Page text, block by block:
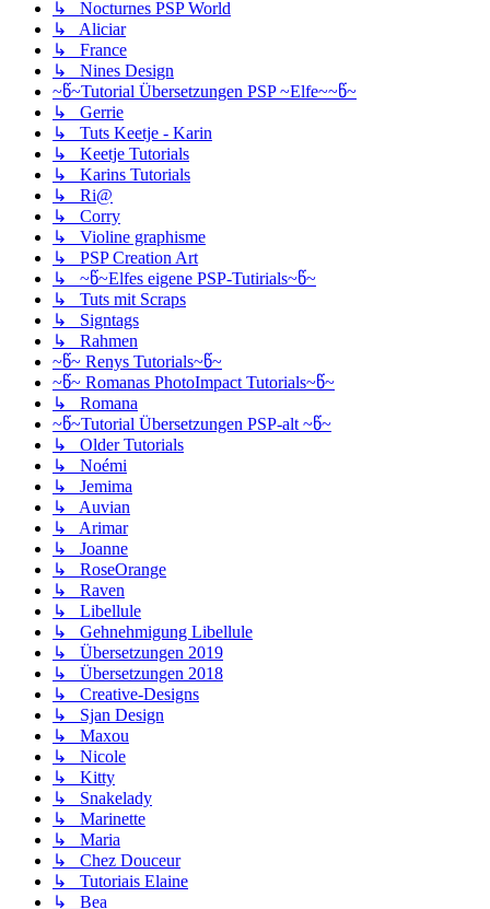
↳ Nocturnes PSP World
↳ Aliciar
↳ France
↳ Nines Design
~წ~Tutorial Übersetzungen PSP ~Elfe~~წ~
↳ Gerrie
↳ Tuts Keetje - Karin
↳ Keetje Tutorials
↳ Karins Tutorials
↳ Ri@
↳ Corry
↳ Violine graphisme
↳ PSP Creation Art
↳ ~წ~Elfes eigene PSP-Tutirials~წ~
↳ Tuts mit Scraps
↳ Signtags
↳ Rahmen
~წ~ Renys Tutorials~წ~
~წ~ Romanas PhotoImpact Tutorials~წ~
↳ Romana
~წ~Tutorial Übersetzungen PSP-alt ~წ~
↳ Older Tutorials
↳ Noémi
↳ Jemima
↳ Auvian
↳ Arimar
↳ Joanne
↳ RoseOrange
↳ Raven
↳ Libellule
↳ Gehnehmigung Libellule
↳ Übersetzungen 2019
↳ Übersetzungen 2018
↳ Creative-Designs
↳ Sjan Design
↳ Maxou
↳ Nicole
↳ Kitty
↳ Snakelady
↳ Marinette
↳ Maria
↳ Chez Douceur
↳ Tutoriais Elaine
↳ Bea